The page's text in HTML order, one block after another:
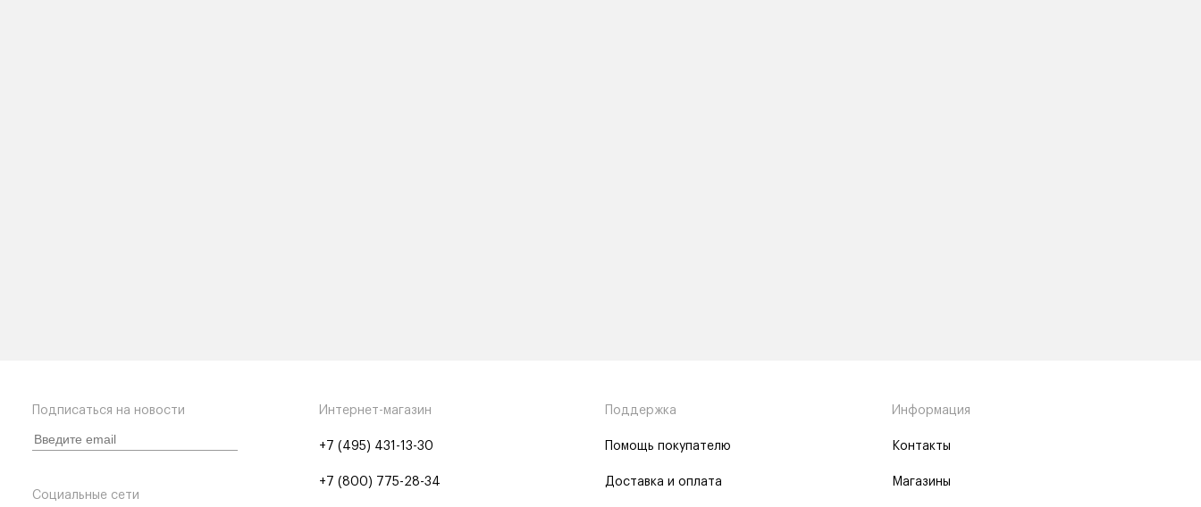
Подписаться на новости
Социальные сети
Интернет-магазин
+7 (495) 431-13-30
+7 (800) 775-28-34
Поддержка
Помощь покупателю
Доставка и оплата
Информация
Контакты
Магазины